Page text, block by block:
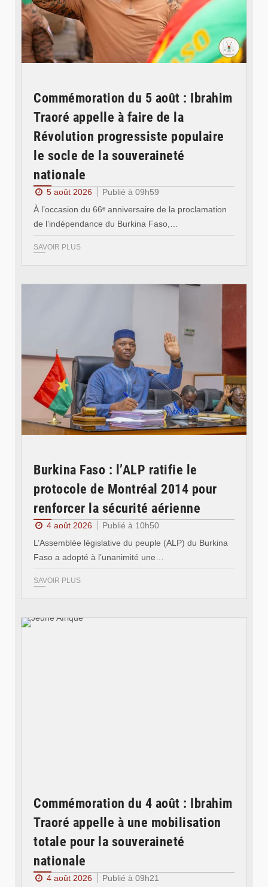
Commémoration du 5 août : Ibrahim
Traoré appelle à faire de la
Révolution progressiste populaire
le socle de la souveraineté
nationale
5 août 2026
Publié à 09h59
À l’occasion du 66ᵉ anniversaire de la proclamation
de l’indépendance du Burkina Faso,…
SAVOIR PLUS
Burkina Faso : l’ALP ratifie le
protocole de Montréal 2014 pour
renforcer la sécurité aérienne
4 août 2026
Publié à 10h50
L’Assemblée législative du peuple (ALP) du Burkina
Faso a adopté à l’unanimité une…
SAVOIR PLUS
Commémoration du 4 août : Ibrahim
Traoré appelle à une mobilisation
totale pour la souveraineté
nationale
4 août 2026 Publié à 09h21